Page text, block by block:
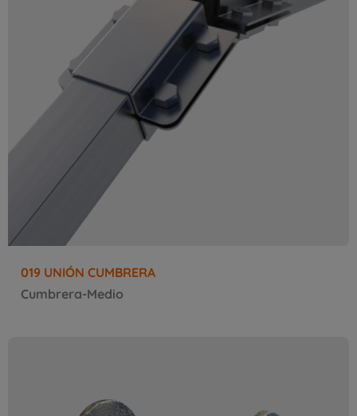
019 UNIÓN CUMBRERA
Cumbrera-Medio